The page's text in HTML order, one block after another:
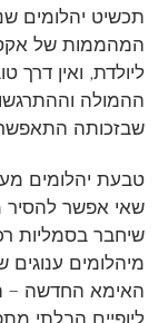
תכשיט יהלומים
המהממות של
ליולדת, ואין
ההמולה
שבזכותה
טבעת יהלומים
שאי אפשר להסיר
שיחבר בסמליות
מיהלומים
האימא החדשה –